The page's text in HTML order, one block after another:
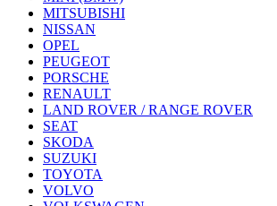
MITSUBISHI
NISSAN
OPEL
PEUGEOT
PORSCHE
RENAULT
LAND ROVER / RANGE ROVER
SEAT
SKODA
SUZUKI
TOYOTA
VOLVO